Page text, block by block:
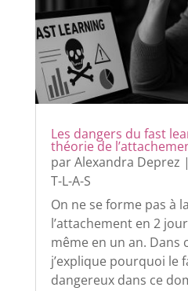
Les dangers du fast
théorie de
parAlexandra Deprez |
T-L-A-S
On ne se forme pas à
l’attachement en 2
même en un an. Dans
j’explique pourquoi le
dangereux dans ce